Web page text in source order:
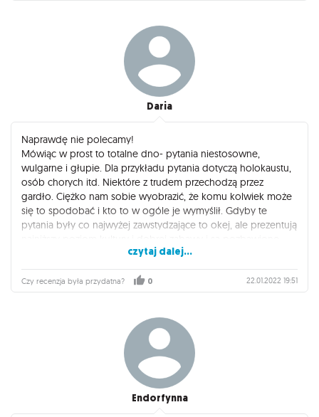
Daria
Naprawdę nie polecamy!
Mówiąc w prost to totalne dno- pytania niestosowne,
wulgarne i głupie. Dla przykładu pytania dotyczą holokaustu,
osób chorych itd. Niektóre z trudem przechodzą przez
gardło. Ciężko nam sobie wyobrazić, że komu kolwiek może
się to spodobać i kto to w ogóle je wymyślił. Gdyby te
pytania były co najwyżej zawstydzające to okej, ale prezentują
Najgorzej wydane pieniądze.
czytaj dalej...
Czy recenzja była przydatna? 0 22.01.2022 19:51
Endorfynna